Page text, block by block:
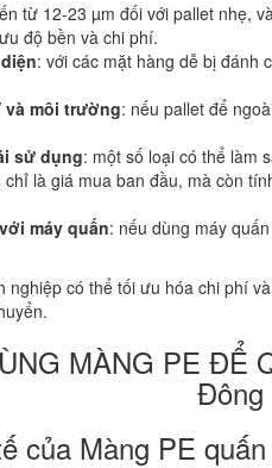
từ 12-23 µm đối với pallet nhẹ,
độ bền và chi phí.
: với các mặt hàng dễ bị đánh
và môi trường: nếu pallet để
sử dụng: một số loại có thể làm
chỉ là giá mua ban đầu, mà còn
máy quấn: nếu dùng máy
nghiệp có thể tối ưu hóa chi phí
của Màng PE